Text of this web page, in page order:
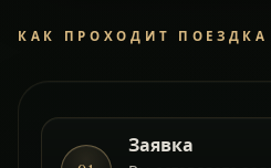
КАК ПРОХОДИТ ПОЕЗДКА
Заявка